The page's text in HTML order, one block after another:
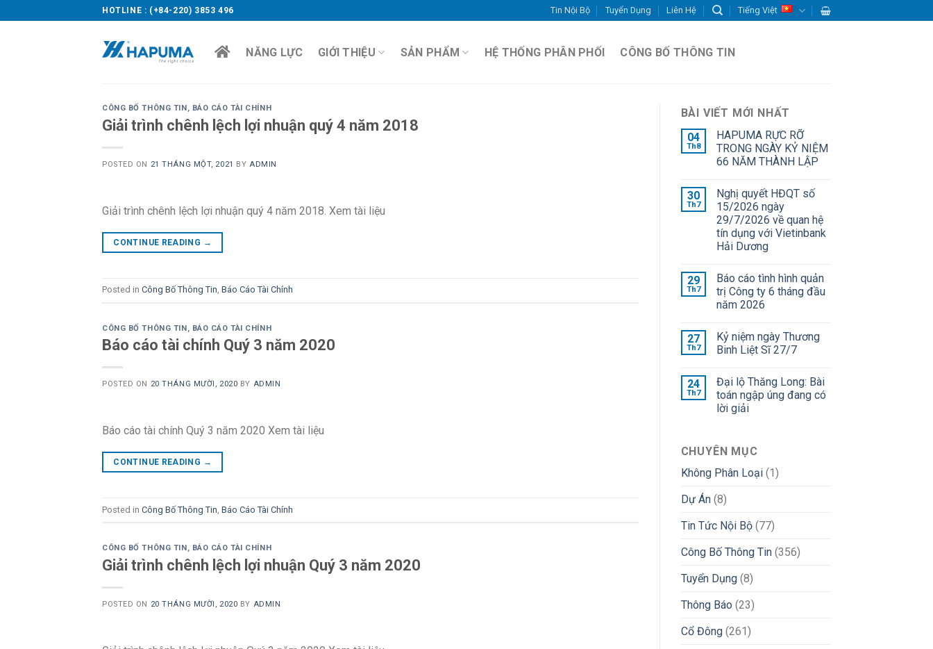
to
HOTLINE : (+84-220) 3853 496 Tin Nội Bộ Tuyển Dụng Liên Hệ Tiếng Việt
NĂNG LỰC GIỚI THIỆU SẢN PHẨM HỆ THỐNG PHÂN PHỐI CÔNG BỐ THÔNG TIN
CÔNG BỐ THÔNG TIN, BÁO CÁO TÀI CHÍNH
Giải trình chênh lệch lợi nhuận quý 4 năm 2018
POSTED ON 21 THÁNG MỘT, 2021 BY ADMIN
Giải trình chênh lệch lợi nhuận quý 4 năm 2018. Xem tài liệu
CONTINUE READING →
Posted in Công Bố Thông Tin Báo Cáo Tài Chính
CÔNG BỐ THÔNG TIN, BÁO CÁO TÀI CHÍNH
Báo cáo tài chính Quý 3 năm 2020
POSTED ON 20 THÁNG MƯỜI, 2020 BY ADMIN
Báo cáo tài chính Quý 3 năm 2020 Xem tài liệu
CONTINUE READING →
Posted in Công Bố Thông Tin Báo Cáo Tài Chính
CÔNG BỐ THÔNG TIN , BÁO CÁO TÀI CHÍNH
Giải trình chênh lệch lợi nhuận Quý 3 năm 2020
POSTED ON 20 THÁNG MƯỜI, 2020 BY ADMIN
BÀI VIẾT MỚI NHẤT
04
Th8
HAPUMA RỰC RỠ
TRONG NGÀY KỶ NIỆM
66 NĂM THÀNH LẬP
30
Th7
Nghị quyết HĐQT số
15/2026 ngày
29/7/2026 về quan hệ
tín dụng với Vietinbank
Hải Dương
29
Th7
Báo cáo tình hình quản
trị Công ty 6 tháng đầu
năm 2026
27
Th7
Kỷ niệm ngày Thương
Binh Liệt Sĩ 27/7
24
Th7
Đại lộ Thăng Long: Bài
toán ngập úng đang có
lời giải
CHUYÊN MỤC
Không Phân Loại(1)
Dự Án(8)
Tin Tức Nội Bộ(77)
Công Bố Thông Tin(356)
Tuyển Dụng(8)
Thông Báo (23)
Cổ Đông(261)